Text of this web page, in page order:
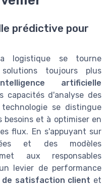
prédictive pour
logistique se tourne
toujours plus
artificielle
capacités d'analyse des
se distingue
et à optimiser en
flux. En s'appuyant sur
et des modèles
aux responsables
levier de performance
satisfaction client et